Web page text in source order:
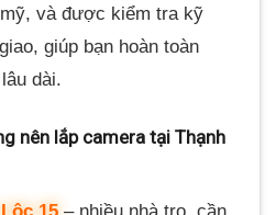
và được kiểm tra kỹ
giúp bạn hoàn toàn
dài.
nên lắp camera tại Thạnh